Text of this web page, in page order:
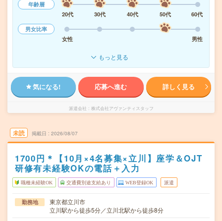
年齢層
20代
30代 40代 50代
60代
男女比率
女性
男性
もっと見る
気になる! 応募へ進む 詳しく見る
派遣会社 株式会社アヴァンティスタッフ
未読 掲載日 2026/08/07
1700円＊【10月×4名募集×立川】座学＆OJT
研修有未経験OKの電話＋入力
職種未経験OK 交通費別途支給あり WEB登録OK 派遣
勤務地
東京都立川市
立川駅から徒歩5分／立川北駅から徒歩8分